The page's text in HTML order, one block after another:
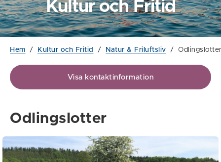
Kultur och Fritid
Hem / Kultur och Fritid / Natur & Friluftsliv /
Visa kontaktinformation
Odlingslotter